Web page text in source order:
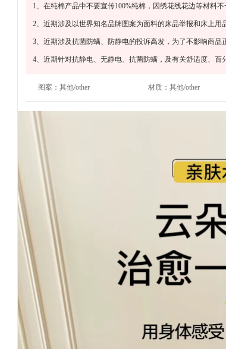
1、在纯棉产品中不要宣传100%纯棉，因绣花线花边等材料
2、近期涉及以世界知名品牌图案为面料的床品举报和床上用
3、近期涉及抗菌防螨、防静电的投诉高发，为了不影响商品
4、近期针对抗静电、无静电、抗菌防螨，及有关舒适度、百
图案： 其他/other 材质： 其他/other